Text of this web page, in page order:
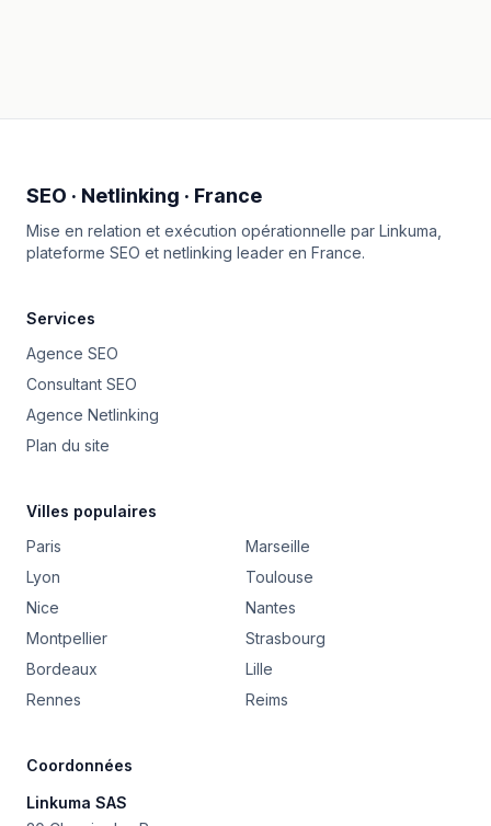
SEO · Netlinking · France
Mise en relation et exécution opérationnelle par Linkuma
plateforme SEO et netlinking leader en France.
Services
Agence SEO
Consultant SEO
Agence Netlinking
Plan du site
Villes populaires
Paris
Marseille
Lyon
Toulouse
Nice
Nantes
Montpellier
Strasbourg
Bordeaux
Lille
Rennes
Reims
Coordonnées
Linkuma SAS